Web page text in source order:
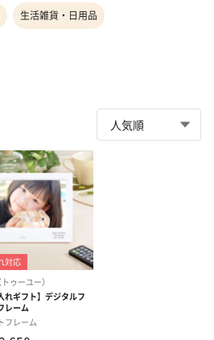
生活雑貨・日用品